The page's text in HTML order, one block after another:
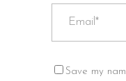
Save my